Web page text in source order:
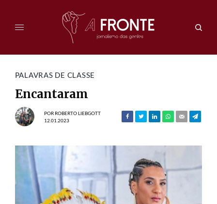
PALAVRAS DE CLASSE
Encantaram
POR ROBERTO LIEBGOTT
12.01.2023